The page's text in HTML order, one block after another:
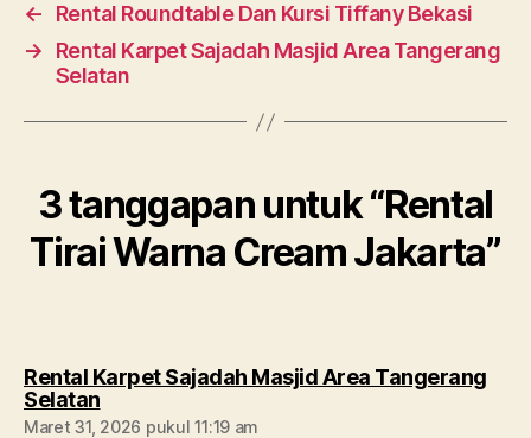
←
Rental Roundtable Dan Kursi Tiffany Bekasi
→
Rental Karpet Sajadah Masjid Area Tangerang
Selatan
3 tanggapan untuk “Rental
Tirai Warna Cream Jakarta”
Rental Karpet Sajadah Masjid Area Tangerang
Selatanberkomentar:
Maret 31, 2026 pukul 11:19 am